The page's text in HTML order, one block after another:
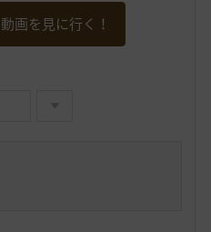
画を見に行く！